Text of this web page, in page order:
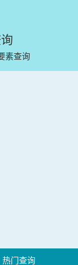
素查询
热门查询